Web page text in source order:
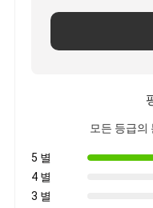
모든 등급의
5 별
4 별
3 별